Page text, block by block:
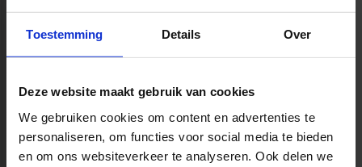
Toestemming Details Over
Deze website maakt gebruik van cookies
We gebruiken cookies om content en advertenties te
personaliseren, om functies voor social media te bieden
en om ons websiteverkeer te analyseren. Ook delen we
van data. Zeker wanneer AI een rol speelt, is het
belangrijk om niet alleen naar de uitkomst te kijken, maar
ook naar herkomst, aannames en toepasbaarheid van de